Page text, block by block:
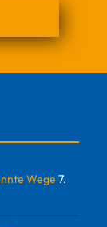
Wege 7.